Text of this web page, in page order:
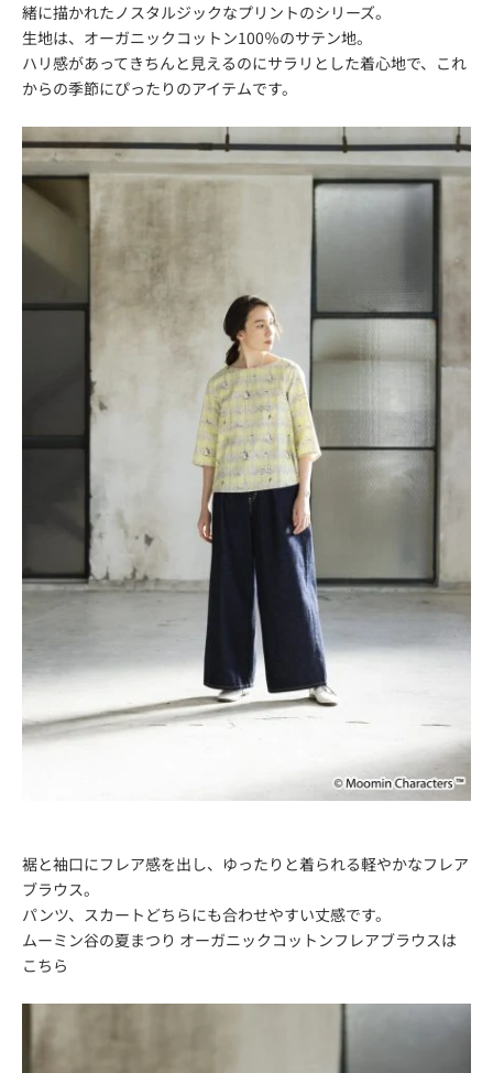
緒に描かれたノスタルジックなプリントのシリーズ。
生地は、オーガニックコットン100％のサテン地。
ハリ感があってきちんと見えるのにサラリとした着心地で、これ
からの季節にぴったりのアイテムです。
裾と袖口にフレア感を出し、ゆったりと着られる軽やかなフレア
ブラウス。
パンツ、スカートどちらにも合わせやすい丈感です。
ムーミン谷の夏まつり オーガニックコットンフレアブラウスは
こちら